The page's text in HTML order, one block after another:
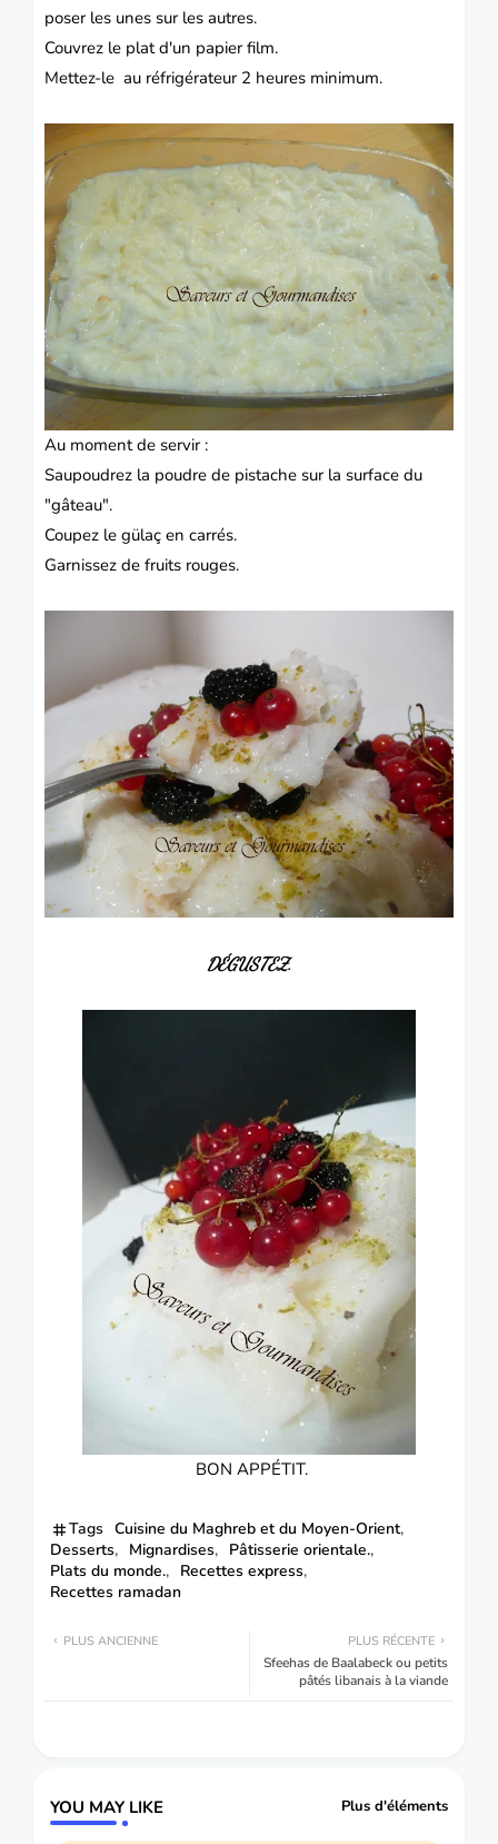
poser les unes sur les autres.
Couvrez le plat d'un papier film.
Mettez-le au réfrigérateur 2 heures minimum.
Au moment de servir :
Saupoudrez la poudre de pistache sur la surface du
"gâteau".
Coupez le gülaç en carrés.
Garnissez de fruits rouges.
DÉGUSTEZ.
BON APPÉTIT.
Tags Cuisine du Maghreb et du Moyen-Orient
Desserts
Mignardises
Pâtisserie orientale.
Plats du monde.
Recettes express
Recettes ramadan
PLUS RÉCENTE
Sfeehas de Baalabeck ou petits
pâtés libanais à la viande
PLUS ANCIENNE
YOU MAY LIKE Plus d'éléments